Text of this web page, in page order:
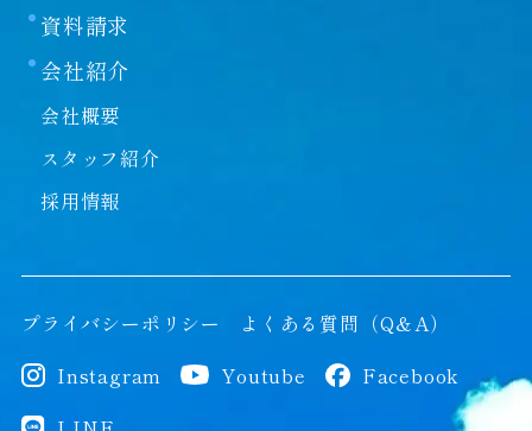
資料請求
会社紹介
会社概要
スタッフ紹介
採用情報
プライバシーポリシー
よくある質問（Q＆A）
Instagram
Youtube
Facebook